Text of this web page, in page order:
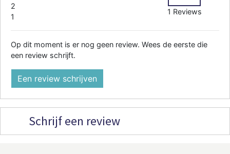
2
1
1 Reviews
Op dit moment is er nog geen review. Wees de eerste die
een review schrijft.
Een review schrijven
Schrijf een review